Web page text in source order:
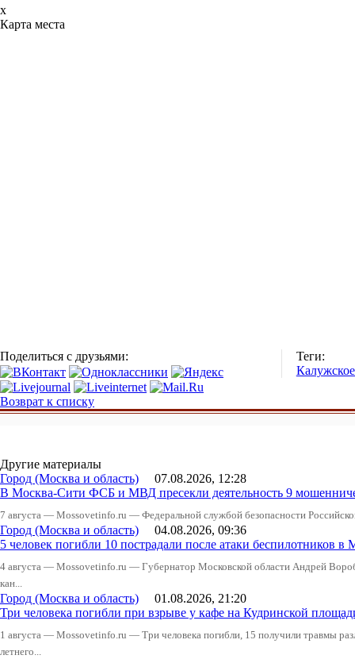
x
Карта места
Поделиться с друзьями:
Теги:
Возврат к списку
Другие материалы
Город (Москва и область) 07.08.2026, 12:28
В Москва-Сити ФСБ и МВД пресекли деятельность 9
7 августа — Mossovetinfo.ru — Федеральной службой безопасности
Город (Москва и область) 04.08.2026, 09:36
5 человек погибли 10 пострадали после атаки беспилотников в
4 августа — Mossovetinfo.ru — Губернатор Московской области Андрей
кан...
Город (Москва и область) 01.08.2026, 21:20
Три человека погибли при взрыве у кафе на Кудринской
1 августа — Mossovetinfo.ru — Три человека погибли, 15 получили травмы
летнего...